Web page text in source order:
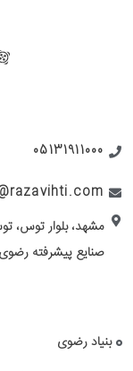
05131911000
صنایع پیشرفته رضوی
بنیاد رضوی